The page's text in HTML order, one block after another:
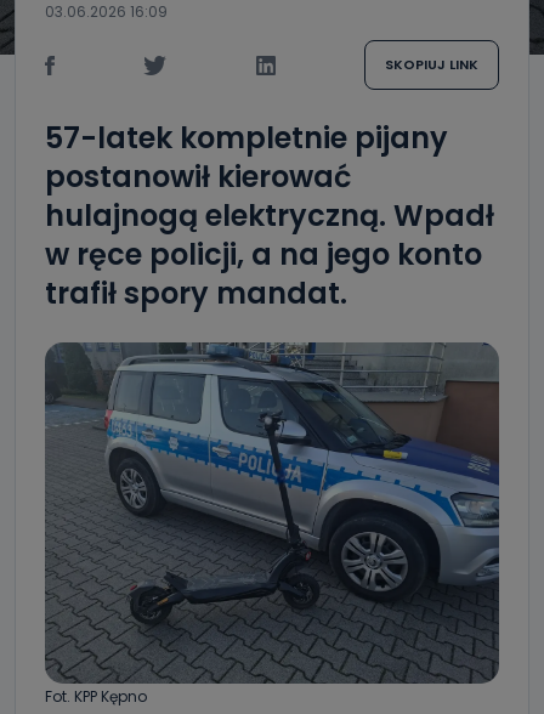
03.06.2026 16:09
SKOPIUJ LINK
57-latek kompletnie pijany
postanowił kierować
hulajnogą elektryczną. Wpadł
w ręce policji, a na jego konto
trafił spory mandat.
Fot. KPP Kępno